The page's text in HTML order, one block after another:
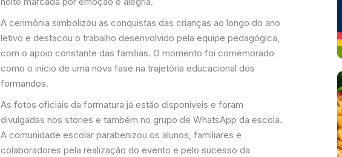
A cerimônia simbolizou as conquistas das crianças ao longo do ano
letivo e destacou o trabalho desenvolvido pela equipe pedagógica,
com o apoio constante das famílias. O momento foi comemorado
como o início de uma nova fase na trajetória educacional dos
formandos.
As fotos oficiais da formatura já estão disponíveis e foram
divulgadas nos stories e também no grupo de WhatsApp da escola.
A comunidade escolar parabenizou os alunos, familiares e
colaboradores pela realização do evento e pelo sucesso da